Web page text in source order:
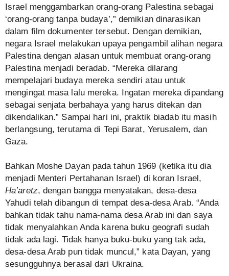
Israel menggambarkan orang-orang Palestina sebagai
‘orang-orang tanpa budaya’,” demikian dinarasikan
dalam film dokumenter tersebut. Dengan demikian,
negara Israel melakukan upaya pengambil alihan negara
Palestina dengan alasan untuk membuat orang-orang
Palestina menjadi beradab. “Mereka dilarang
mempelajari budaya mereka sendiri atau untuk
mengingat masa lalu mereka. Ingatan mereka dipandang
sebagai senjata berbahaya yang harus ditekan dan
dikendalikan.” Sampai hari ini, praktik biadab itu masih
berlangsung, terutama di Tepi Barat, Yerusalem, dan
Gaza.
Bahkan Moshe Dayan pada tahun 1969 (ketika itu dia
menjadi Menteri Pertahanan Israel) di koran Israel,
Ha’aretz, dengan bangga menyatakan, desa-desa
Yahudi telah dibangun di tempat desa-desa Arab. “Anda
bahkan tidak tahu nama-nama desa Arab ini dan saya
tidak menyalahkan Anda karena buku geografi sudah
tidak ada lagi. Tidak hanya buku-buku yang tak ada,
desa-desa Arab pun tidak muncul,” kata Dayan, yang
sesungguhnya berasal dari Ukraina.